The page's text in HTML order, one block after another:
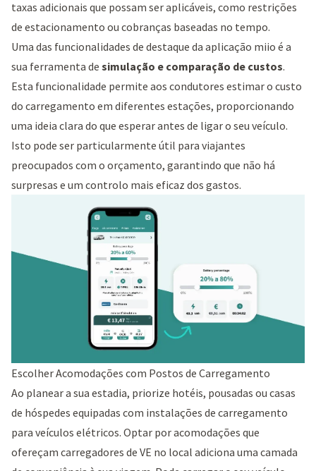
taxas adicionais que possam ser aplicáveis, como restrições
de estacionamento ou cobranças baseadas no tempo.
Uma das funcionalidades de destaque da aplicação miio é a
sua ferramenta de simulação e comparação de custos.
Esta funcionalidade permite aos condutores estimar o custo
do carregamento em diferentes estações, proporcionando
uma ideia clara do que esperar antes de ligar o seu veículo.
Isto pode ser particularmente útil para viajantes
preocupados com o orçamento, garantindo que não há
surpresas e um controlo mais eficaz dos gastos.
Escolher Acomodações com Postos de Carregamento
Ao planear a sua estadia, priorize hotéis, pousadas ou casas
de hóspedes equipadas com instalações de carregamento
para veículos elétricos. Optar por acomodações que
ofereçam carregadores de VE no local adiciona uma camada